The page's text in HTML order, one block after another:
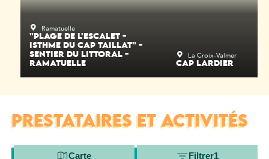
Ramatuelle
"PLAGE DE L'ESCALET -
ISTHME DU CAP TAILLAT" -
SENTIER DU LITTORAL -
RAMATUELLE
La Croix-Valmer
CAP LARDIER
PRESTATAIRES ET ACTIVITÉS
Carte Filtrer1